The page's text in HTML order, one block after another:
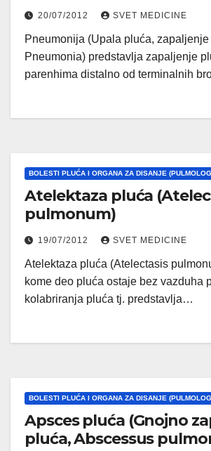
20/07/2012 SVET MEDICINE
Pneumonija (Upala pluća, zapaljenje
Pneumonia) predstavlja zapaljenje
parenhima distalno od terminalnih
BOLESTI PLUĆA I ORGANA ZA DISANJE
Atelektaza pluća
pulmonum)
19/07/2012 SVET MEDICINE
Atelektaza pluća (Atelectasis
kome deo pluća ostaje bez vazduha
kolabriranja pluća tj. predstavlja…
BOLESTI PLUĆA I ORGANA ZA DISANJE
Apsces pluća (Gnojno
pluća, Abscessus